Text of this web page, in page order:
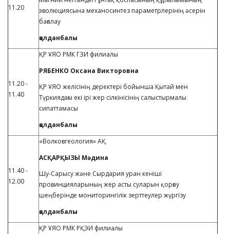
11.20
эволюциясына механосинтез параметрлерінің әсерін
бағалау
қолданбалы
11.20 -
11.40
ҚР ҰЯО РМК ГЗИ филиалы
РЯБЕНКО Оксана Викторовна
ҚР ҰЯО желісінің деректері бойынша Қытай мен
Түркиядағы екі ірі жер сілкінісінің салыстырмалы
сипаттамасы
қолданбалы
11.40 -
12.00
«Волковгеология» АҚ
АСҚАРҚЫЗЫ Мәдина
Шу-Сарысу және Сырдария уран кеніші
провинцияларының жер асты суларын қорғау
шеңберінде мониторингілік зерттеулер жүргізу
қолданбалы
ҚР ҰЯО РМК РҚЭИ филиалы